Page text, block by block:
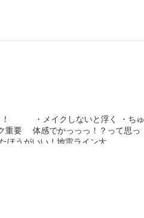
・メイクしないと浮く ・ちゅ
重要 体感でかっっっ！？って思っ
ほうがいい！地雷ライン大
りない人、これ試してみる価値あり
ー！ ほんとにほんとにかわいいで